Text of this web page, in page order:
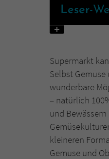
Leser-
Supermarkt
Selbst
wunderbare
– natürlich
und
kleineren
Gemüse und